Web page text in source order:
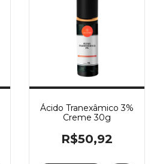
Ácido Tranexâmico 3%
Creme 30g
R$50,92